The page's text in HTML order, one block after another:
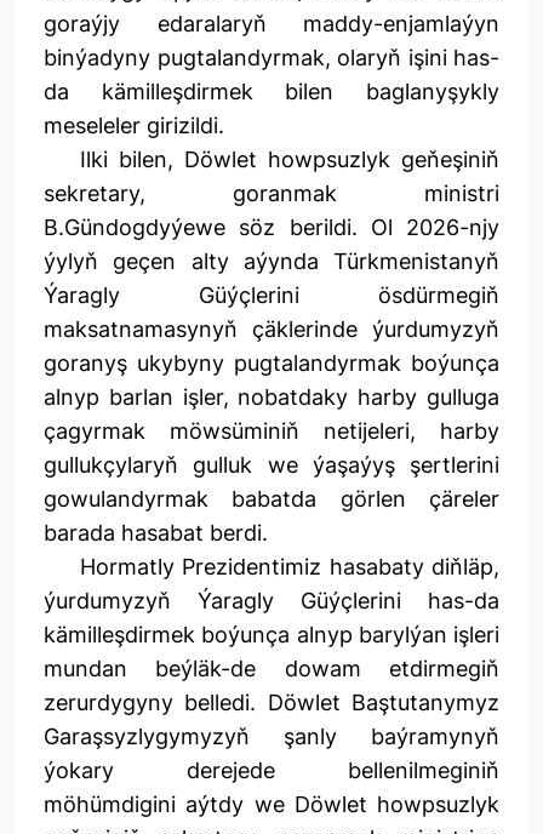
goraýjy edaralaryň maddy-enjamlaýyn
binýadyny pugtalandyrmak, olaryň işini has-
da kämilleşdirmek bilen baglanyşykly
meseleler girizildi.
Ilki bilen, Döwlet howpsuzlyk geňeşiniň
sekretary, goranmak ministri
B.Gündogdyýewe söz berildi. Ol 2026-njy
ýylyň geçen alty aýynda Türkmenistanyň
Ýaragly Güýçlerini ösdürmegiň
maksatnamasynyň çäklerinde ýurdumyzyň
goranyş ukybyny pugtalandyrmak boýunça
alnyp barlan işler, nobatdaky harby gulluga
çagyrmak möwsüminiň netijeleri, harby
gullukçylaryň gulluk we ýaşaýyş şertlerini
gowulandyrmak babatda görlen çäreler
barada hasabat berdi.
Hormatly Prezidentimiz hasabaty diňläp,
ýurdumyzyň Ýaragly Güýçlerini has-da
kämilleşdirmek boýunça alnyp barylýan işleri
mundan beýläk-de dowam etdirmegiň
zerurdygyny belledi. Döwlet Baştutanymyz
Garaşsyzlygymyzyň şanly baýramynyň
ýokary derejede bellenilmeginiň
möhümdigini aýtdy we Döwlet howpsuzlyk